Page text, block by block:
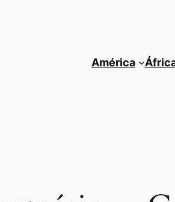
América